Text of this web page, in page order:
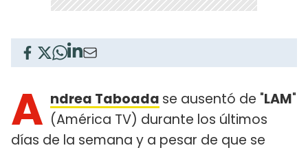
A ndrea Taboada se ausentó de "LAM"
(América TV) durante los últimos
días de la semana y a pesar de que se